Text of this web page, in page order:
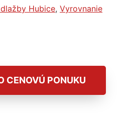
Hubice, Vyrovnanie
CENOVÚ PONUKU